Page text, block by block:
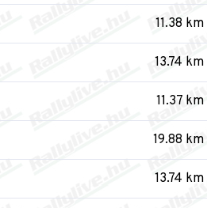
11.38 km
13.74 km
11.37 km
19.88 km
13.74 km